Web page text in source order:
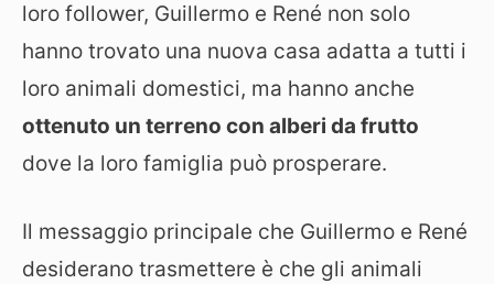
loro follower, Guillermo e René non solo
hanno trovato una nuova casa adatta a tutti i
loro animali domestici, ma hanno anche
ottenuto un terreno con alberi da frutto
dove la loro famiglia può prosperare.
Il messaggio principale che Guillermo e René
desiderano trasmettere è che gli animali